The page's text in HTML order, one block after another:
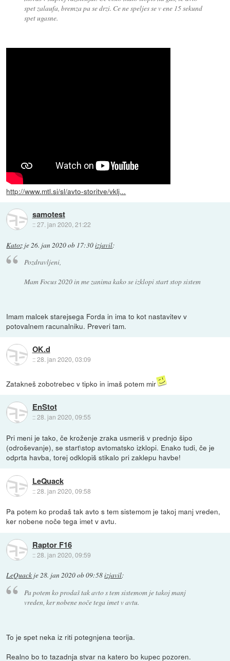
spet zalaufa, bremza pa se drzi. Ce ne speljes se v ene 15 sekund
spet ugasne.
http://www.mtl.si/sl/avto-storitve/vklj...
samotest
::27. jan 2020, 21:22
Katoz je 26. jan 2020 ob 17:30izjavil:
Pozdravljeni,
Mam Focus 2020 in me zanima kako se izklopi start stop sistem
Imam malcek starejsega Forda in ima to kot nastavitev v
potovalnem racunalniku. Preveri tam.
OK.d
::28. jan 2020, 03:09
Zatakneš zobotrebec v tipko in imaš potem mir
EnStot
::28. jan 2020, 09:55
Pri meni je tako, če kroženje zraka usmeriš v prednjo šipo
(odroševanje), se start\stop avtomatsko izklopi. Enako tudi, če je
odprta havba, torej odklopiš stikalo pri zaklepu havbe!
LeQuack
::28. jan 2020, 09:58
Pa potem ko prodaš tak avto s tem sistemom je takoj manj vreden,
ker nobene noče tega imet v avtu.
Raptor F16
::28. jan 2020, 09:59
LeQuack je28. jan 2020 ob 09:58izjavil:
Pa potem ko prodaš tak avto s tem sistemom je takoj manj
vreden, ker nobene noče tega imet v avtu.
To je spet neka iz riti potegnjena teorija.
Realno bo to tazadnja stvar na katero bo kupec pozoren.